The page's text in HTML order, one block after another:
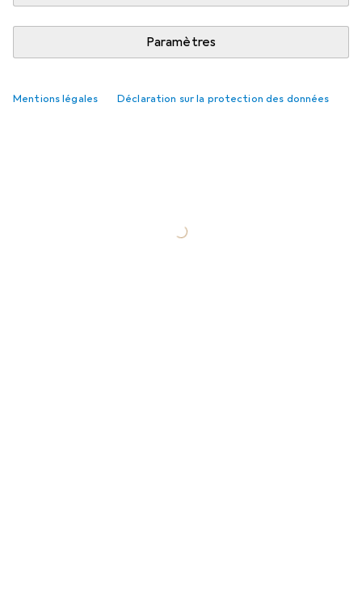
Paramètres
Mentions légales Déclaration sur la protection des données